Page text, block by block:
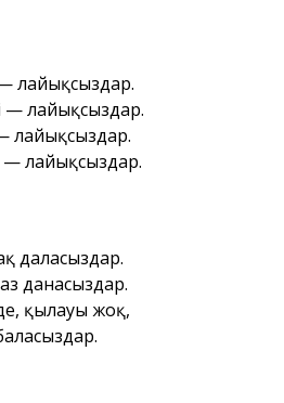
лайықсыздар.
— лайықсыздар.
лайықсыздар.
— лайықсыздар.
даласыздар.
данасыздар.
қылауы жоқ,